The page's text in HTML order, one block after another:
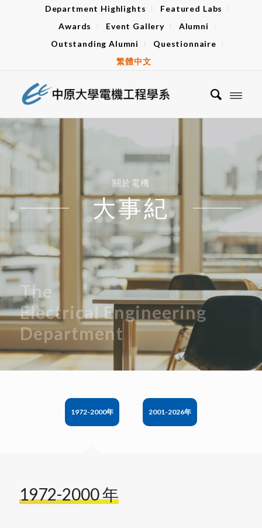
Department Highlights
Featured Labs
Awards
Event Gallery
Alumni
Outstanding Alumni
Questionnaire
繁體中文
關於電機
大事紀
The
ElectricalEngineering
Department
1972-2000年 2001-2026年
1972-2000 年